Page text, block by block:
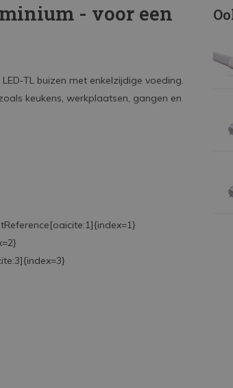
- voor een
buizen met enkelzijdige voeding.
keukens, werkplaatsen, gangen en